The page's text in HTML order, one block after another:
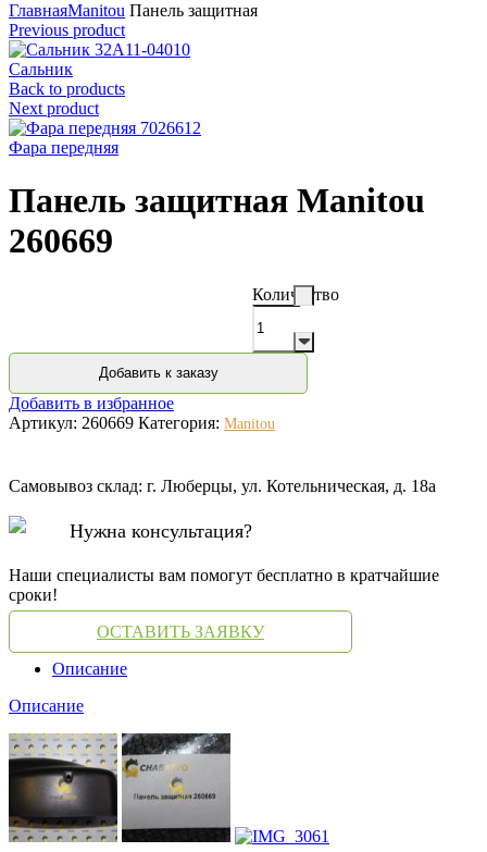
ГлавнаяManitou Панель защитная
Previous product
Сальник
Back to products
Next product
Фара передняя
Панель защитная Manitou
260669
Количество
Добавить к заказу
Добавить в избранное
Артикул: 260669 Категория: Manitou
Самовывоз склад: г. Люберцы, ул. Котельническая, д. 18а
Нужна консультация?
Наши специалисты вам помогут бесплатно в кратчайшие
сроки!
ОСТАВИТЬ ЗАЯВКУ
Описание
Описание